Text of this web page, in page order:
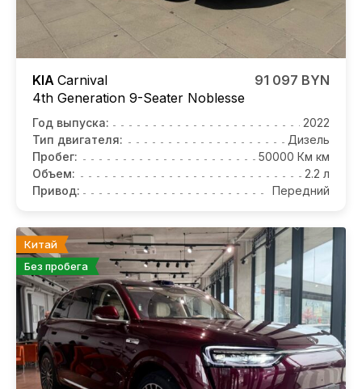
KIA Carnival
4th Generation 9-Seater Noblesse
91 097 BYN
Год выпуска:
2022
Тип двигателя:
Дизель
Пробег:
50000 Км км
Объем:
2.2 л
Привод:
Передний
Китай
Без пробега